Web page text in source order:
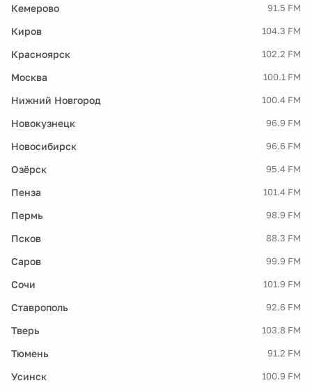
Кемерово 91.5 FM
Киров 104.3 FM
Красноярск 102.2 FM
Москва 100.1 FM
Нижний Новгород 100.4 FM
Новокузнецк 96.9 FM
Новосибирск 96.6 FM
Озёрск 95.4 FM
Пенза 101.4 FM
Пермь 98.9 FM
Псков 88.3 FM
Саров 99.9 FM
Сочи 101.9 FM
Ставрополь 92.6 FM
Тверь 103.8 FM
Тюмень 91.2 FM
Усинск 100.9 FM